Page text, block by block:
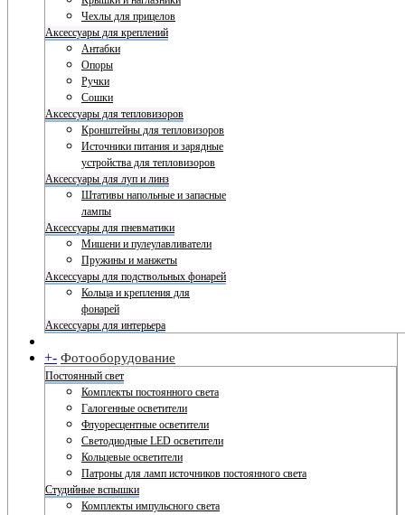
Чехлы для прицелов
Аксессуары для креплений
Антабки
Опоры
Ручки
Сошки
Аксессуары для тепловизоров
Кронштейны для тепловизоров
Источники питания и зарядные
устройства для тепловизоров
Аксессуары для луп и линз
Штативы напольные и запасные
лампы
Аксессуары для пневматики
Мишени и пулеулавливатели
Пружины и манжеты
Аксессуары для подствольных фонарей
Кольца и крепления для
фонарей
Аксессуары для интерьера
+- Фотооборудование
Постоянный свет
Комплекты постоянного света
Галогенные осветители
Флуоресцентные осветители
Светодиодные LED осветители
Кольцевые осветители
Патроны для ламп источников постоянного света
Студийные вспышки
Комплекты импульсного света